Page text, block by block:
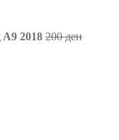
A9 2018 200ден